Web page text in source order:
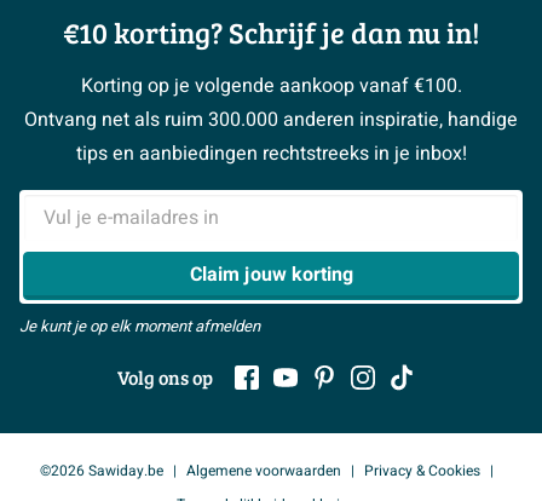
Garantie / klachten
Reviewbeleid
> Naar de klantenservice
Klustips
Klusadvies
> Alle adviesmogelijkheden
Moodboards
Magazine
#MySawiday
> Naar inspiratie
Over Sawiday
Vacatures
Sawiday PRO
BeCommerce
Samenwerken
> Alles over showrooms
€10 korting? Schrijf je dan nu in!
Korting op je volgende aankoop vanaf €100.
Ontvang net als ruim 300.000 anderen inspiratie, handige
tips en aanbiedingen rechtstreeks in je inbox!
E-mailadres
Claim jouw korting
Je kunt je op elk moment afmelden
Volg ons op
©2026 Sawiday.be Algemene voorwaarden
Privacy & Cookies